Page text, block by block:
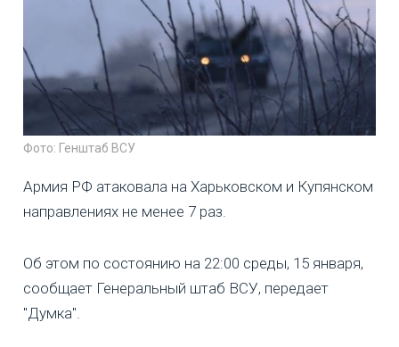
Фото: Генштаб ВСУ
Армия РФ атаковала на Харьковском и Купянском
направлениях не менее 7 раз.
Об этом по состоянию на 22:00 среды, 15 января,
сообщает Генеральный штаб ВСУ, передает
"Думка".